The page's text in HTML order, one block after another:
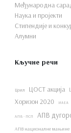
Међународна
Наука и пројекти
Стипендије и
Алумни
Кључне речи
Цоил ЦОСТ акција
Хоризон 2020 ИАЕА
АПВ - ПСП АПВ
АПВ националне мањине